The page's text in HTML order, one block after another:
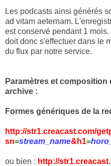
Les podcasts ainsi générés
ad vitam aeternam.
est conservé pendant 1
doit donc s'effectuer dans le
du flux par notre service.
Paramètres et
archive :
Formes génériques de la
http://str1.creacast.com/
sn=stream_name&h1=
ou bien : http://